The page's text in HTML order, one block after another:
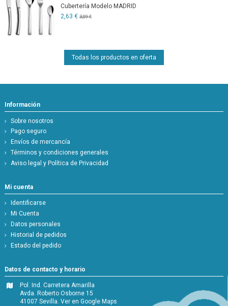
Cubertería Modelo MADRID
2,63 € 3,09 €
Todas los productos en oferta
Información
Sobre nosotros
Pago seguro
Envíos de mercancía
Términos y condiciones generales
Aviso legal y Política de Privacidad
Mi cuenta
Identificarse
Mi Cuenta
Datos personales
Historial de pedidos
Estado del pedido
Datos de contacto y horario
Pol. Ind. Carretera Amarilla
Avda. Roberto Osborne 15
41007 Sevilla.Ver en Google Maps